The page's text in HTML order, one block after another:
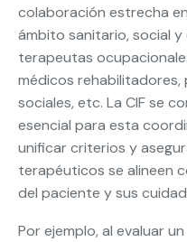
colaboración estrecha
ámbito sanitario, social
terapeutas
médicos
sociales, etc. La CIF se
esencial para esta
unificar criterios y
terapéuticos se alineen
del paciente y sus
Por ejemplo, al evaluar